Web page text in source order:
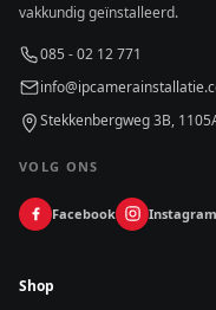
vakkundig geïnstalleerd.
085 - 02 12 771
Stekkenbergweg 3B,
VOLG ONS
Facebook Instagram
Shop